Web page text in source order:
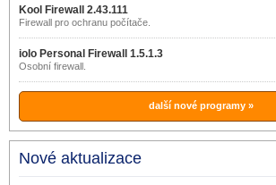
Kool Firewall 2.43.111
Firewall pro ochranu počítače.
iolo Personal Firewall 1.5.1.3
Osobní firewall.
další nové programy »
Nové aktualizace